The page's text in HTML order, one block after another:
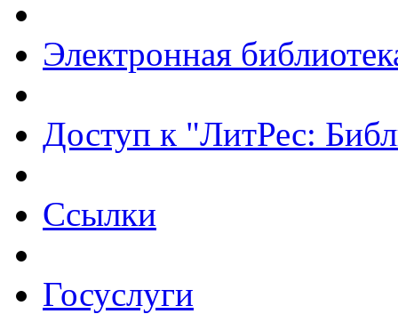
Электронная
Доступ к "ЛитРес:
Ссылки
Госуслуги